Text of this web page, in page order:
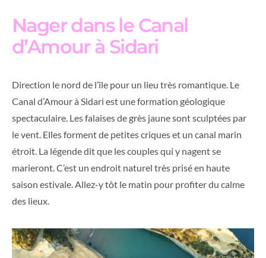
Nager dans le Canal
d’Amour à Sidari
Direction le nord de l’île pour un lieu très romantique. Le
Canal d’Amour à Sidari est une formation géologique
spectaculaire. Les falaises de grès jaune sont sculptées par
le vent. Elles forment de petites criques et un canal marin
étroit. La légende dit que les couples qui y nagent se
marieront. C’est un endroit naturel très prisé en haute
saison estivale. Allez-y tôt le matin pour profiter du calme
des lieux.